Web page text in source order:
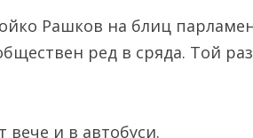
Рашков на блиц
ред в сряда. Той
и в автобуси.